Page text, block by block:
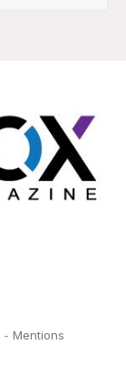
- Mentions